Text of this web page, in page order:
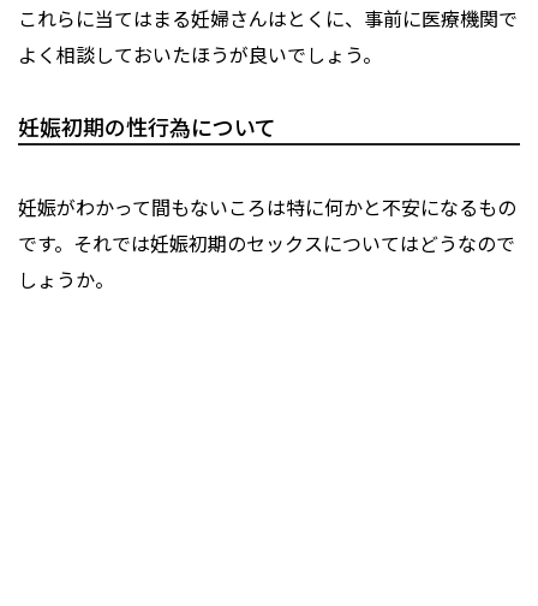
これらに当てはまる妊婦さんはとくに、事前に医療機関で
よく相談しておいたほうが良いでしょう。
妊娠初期の性行為について
妊娠がわかって間もないころは特に何かと不安になるもの
です。それでは妊娠初期のセックスについてはどうなので
しょうか。